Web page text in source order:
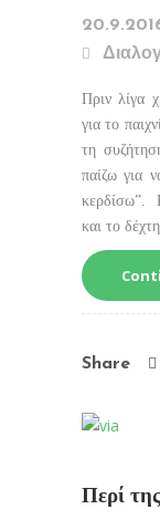
Πριν λίγα
για το
τη
παίζω για
κερδίσω”.
και το
Share
Περί